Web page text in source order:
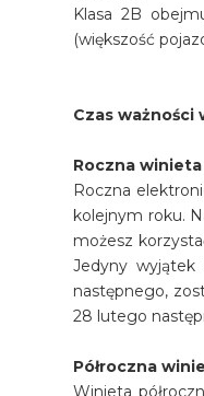
Klasa 2B
(większość
Czas ważności
Roczna
Roczna
kolejnym roku.
możesz
Jedyny
następnego,
28 lutego
Półroczna
Winieta